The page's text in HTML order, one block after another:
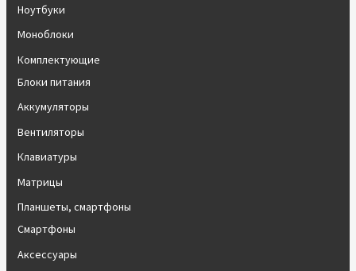
Ноутбуки
Моноблоки
Комплектующие
Блоки питания
Аккумуляторы
Вентиляторы
Клавиатуры
Матрицы
Планшеты, смартфоны
Смартфоны
Аксессуары